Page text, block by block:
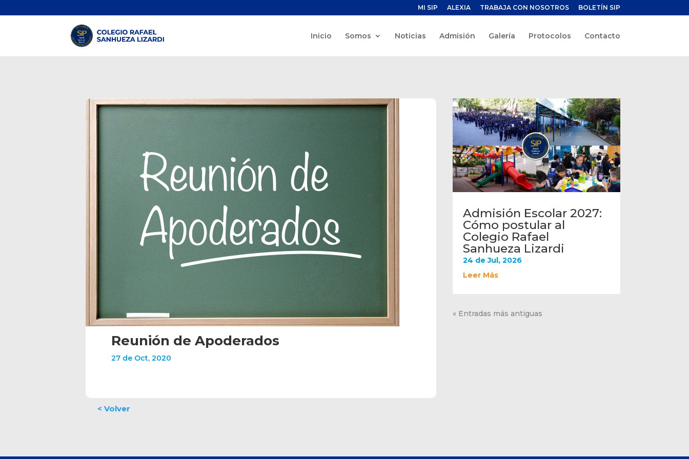
MI SIP ALEXIA TRABAJA CON NOSOTROS BOLETÍN SIP
Inicio Somos Noticias Admisión Galería Protocolos Contacto
Admisión Escolar 2027:
Cómo postular al
Colegio Rafael
Sanhueza Lizardi
24 de Jul, 2026
Leer Más
« Entradas más antiguas
Reunión de Apoderados
27 de Oct, 2020